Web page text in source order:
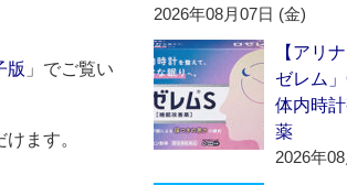
版 」でご覧い
ます。
2026年08月07日 (金)
【アリ
ゼレム
体内時
薬
2026年